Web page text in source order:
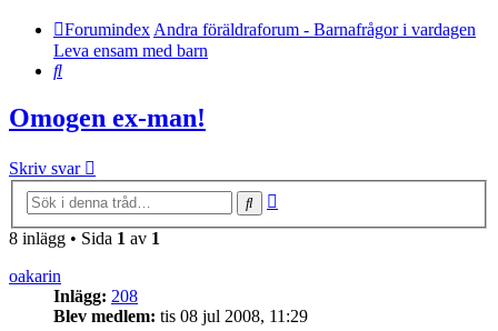
ForumindexAndra föräldraforum - Barnafrågor i vardagen
Leva ensam med barn
Sök
Omogen ex-man!
Skriv svar
Sök
8 inlägg • Sida 1 av 1
oakarin
Inlägg: 208
Blev medlem: tis 08 jul 2008, 11:29